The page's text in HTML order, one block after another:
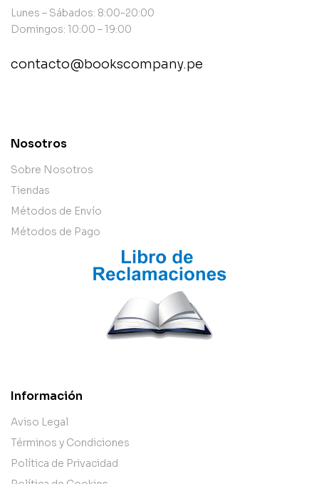
Lunes – Sábados: 8:00-20:00
Domingos: 10:00 – 19:00
contacto@bookscompany.pe
Nosotros
Sobre Nosotros
Tiendas
Métodos de Envío
Métodos de Pago
Información
Aviso Legal
Términos y Condiciones
Política de Privacidad